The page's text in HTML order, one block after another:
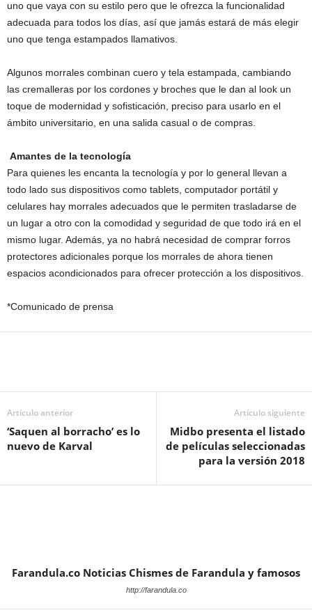
uno que vaya con su estilo pero que le ofrezca la funcionalidad
adecuada para todos los días, así que jamás estará de más elegir
uno que tenga estampados llamativos.
Algunos morrales combinan cuero y tela estampada, cambiando
las cremalleras por los cordones y broches que le dan al look un
toque de modernidad y sofisticación, preciso para usarlo en el
ámbito universitario, en una salida casual o de compras.
Amantes de la tecnología
Para quienes les encanta la tecnología y por lo general llevan a
todo lado sus dispositivos como tablets, computador portátil y
celulares hay morrales adecuados que le permiten trasladarse de
un lugar a otro con la comodidad y seguridad de que todo irá en el
mismo lugar. Además, ya no habrá necesidad de comprar forros
protectores adicionales porque los morrales de ahora tienen
espacios acondicionados para ofrecer protección a los dispositivos.
*Comunicado de prensa
Artículo anterior
‘Saquen al borracho’ es lo
nuevo de Karval
Artículo siguiente
Midbo presenta el listado
de películas seleccionadas
para la versión 2018
Farandula.co Noticias Chismes de Farandula y famosos
http://farandula.co